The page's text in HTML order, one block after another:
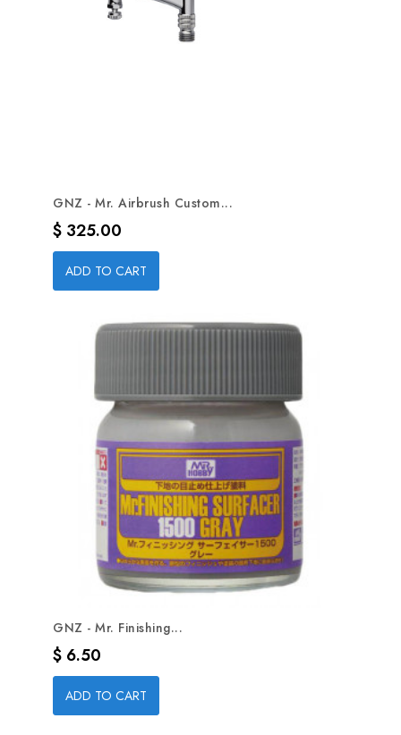
GNZ - Mr. Airbrush Custom...
Precio
$ 325.00
ADD TO CART
GNZ - Mr. Finishing...
Precio
$ 6.50
ADD TO CART